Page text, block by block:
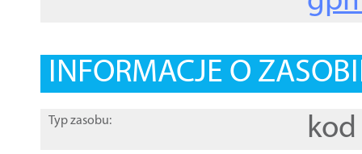
INFORMACJE O
Typ zasobu: kod